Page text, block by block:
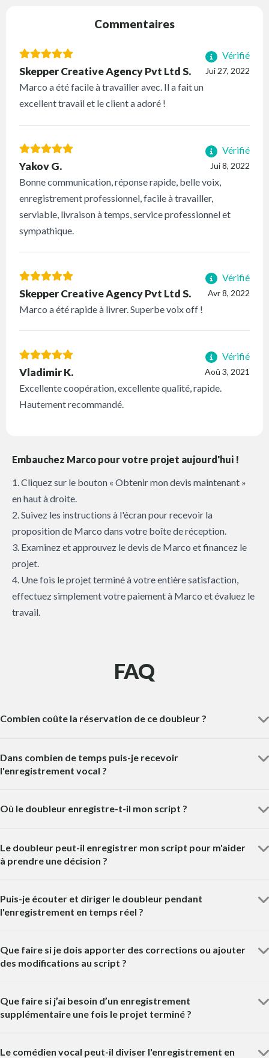
Commentaires
Vérifié
Jui 27, 2022
Skepper Creative Agency Pvt Ltd S.
Marco a été facile à travailler avec. Il a fait un
excellent travail et le client a adoré !
Vérifié
Jui 8, 2022
Yakov G.
Bonne communication, réponse rapide, belle voix,
enregistrement professionnel, facile à travailler,
serviable, livraison à temps, service professionnel et
sympathique.
Vérifié
Avr 8, 2022
Skepper Creative Agency Pvt Ltd S.
Marco a été rapide à livrer. Superbe voix off !
Vérifié
Aoû 3, 2021
Vladimir K.
Excellente coopération, excellente qualité, rapide.
Hautement recommandé.
Embauchez Marco pour votre projet aujourd'hui !
1. Cliquez sur le bouton « Obtenir mon devis maintenant »
en haut à droite.
2. Suivez les instructions à l'écran pour recevoir la
proposition de Marco dans votre boîte de réception.
3. Examinez et approuvez le devis de Marco et financez le
projet.
4. Une fois le projet terminé à votre entière satisfaction,
effectuez simplement votre paiement à Marco et évaluez le
travail.
FAQ
Combien coûte la réservation de ce doubleur ?
Dans combien de temps puis-je recevoir
l'enregistrement vocal ?
Où le doubleur enregistre-t-il mon script ?
Le doubleur peut-il enregistrer mon script pour m'aider
à prendre une décision ?
Puis-je écouter et diriger le doubleur pendant
l'enregistrement en temps réel ?
Que faire si je dois apporter des corrections ou ajouter
des modifications au script ?
Que faire si j’ai besoin d’un enregistrement
supplémentaire une fois le projet terminé ?
Le comédien vocal peut-il diviser l'enregistrement en